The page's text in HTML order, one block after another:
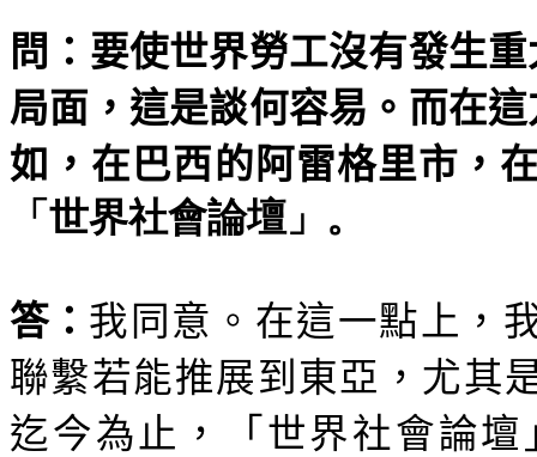
問：要使世界勞工沒有發生
局面，這是談何容易。而在
如，在巴西的阿雷格里市，
「世界社會論壇」。
答： 我同意。在這一點上，
聯繫若能推展到東亞，尤其
迄今為止，「世界社會論